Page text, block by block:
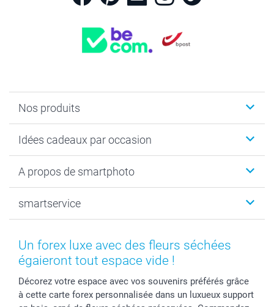
Nos produits
Cadeaux photo
Tirage photo & agrandissement
MyNameBook
Stickers & Etiquettes
Cadres photo, accessoires déco & bonbons
Dénicheur d'idées cadeau
Idées cadeaux par occasion
Anniversaire
Fin d'études
Naissance & baptême
Fête des Pères
Rentrée des classes
Communion
A propos de smartphoto
Durabilité
Conditions
Droit de rétraction
Conditions générales
Vie privée
smartservice
smartgarantie
smartbonus
Modes de paiement
Modes de livraison
Un forex luxe avec des fleurs séchées
égaieront tout espace vide !
Décorez votre espace avec vos souvenirs préférés grâce
à cette carte forex personnalisée dans un luxueux support